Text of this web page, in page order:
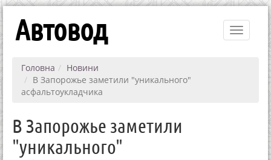
Toggle
Автовод
Головна
Новини
В Запорожье заметили "уникального"
асфальтоукладчика
В Запорожье заметили
"уникального"